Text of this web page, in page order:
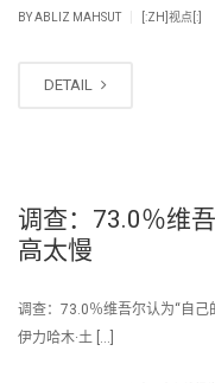
BYABLIZ MAHSUT [:ZH]视点[:]
DETAIL
调查：73.0％维
高太慢
调查：73.0％维吾尔认为“自
伊力哈木·土 […]